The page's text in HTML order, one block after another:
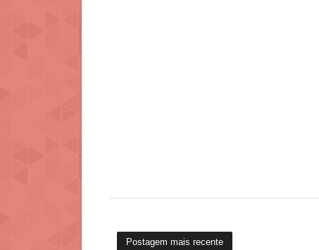
Postagem mais recente